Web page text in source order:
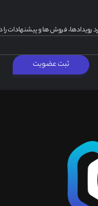
رویدادها، فروش ها و پیشنهادات را
ثبت عضویت